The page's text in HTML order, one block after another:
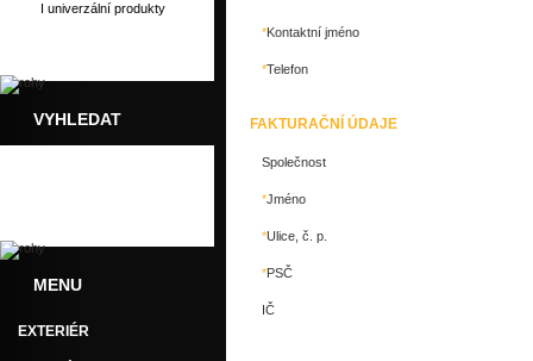
*Kontaktní jméno
*Telefon
FAKTURAČNÍ ÚDAJE
Společnost
*Jméno
*Ulice, č. p.
*PSČ
IČ
I univerzální produkty
VYHLEDAT
MENU
EXTERIÉR